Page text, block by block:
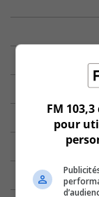
FM
pour